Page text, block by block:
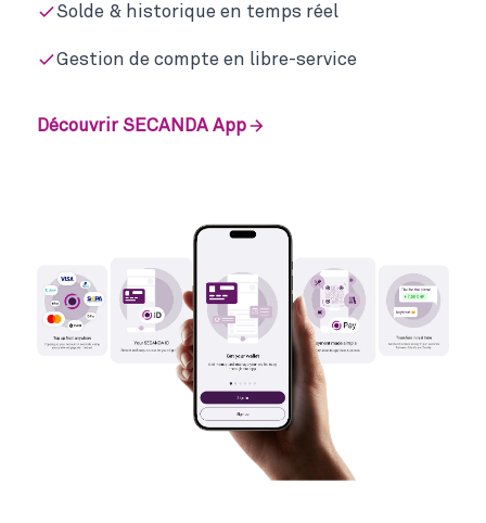
Solde & historique en temps réel
Gestion de compte en libre-service
Découvrir SECANDA App